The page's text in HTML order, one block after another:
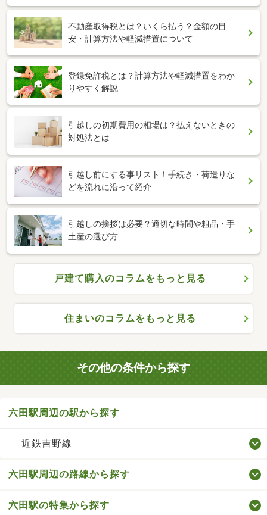
不動産取得税とは？いくら払う？金額の目
安・計算方法や軽減措置について
登録免許税とは？計算方法や軽減措置をわか
りやすく解説
引越しの初期費用の相場は？払えないときの
対処法とは
引越し前にする事リスト！手続き・荷造りな
どを流れに沿って紹介
引越しの挨拶は必要？適切な時間や粗品・手
土産の選び方
戸建て購入のコラムをもっと見る
住まいのコラムをもっと見る
その他の条件から探す
六田駅周辺の駅から探す
近鉄吉野線
六田駅周辺の路線から探す
六田駅の特集から探す